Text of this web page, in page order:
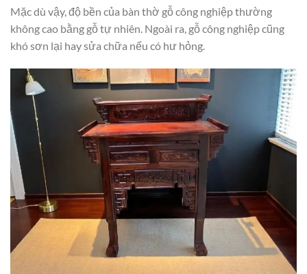
Mặc dù vậy, độ bền của bàn thờ gỗ công nghiệp thường
không cao bằng gỗ tự nhiên. Ngoài ra, gỗ công nghiệp cũng
khó sơn lại hay sửa chữa nếu có hư hỏng.